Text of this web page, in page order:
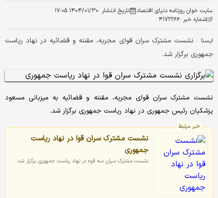
سایت خوان روزنامه دنیای اقتصاد تاریخ انتشار :۱۴۰۴/۰۱/۳۰ ۱۷:۰۵
شماره خبر :۴۱۷۲۲۶۶
ايسنا : نشست مشترک سران قوای مجریه، مقننه و قضائیه در نهاد ریاست
جمهوری برگزار شد.
نشست مشترک سران قوای مجریه، مقننه و قضائیه به میزبانی مسعود
پزشکیان رئیس جمهوری در نهاد ریاست جمهوری برگزار شد.
خبر مرتبط
نشست مشترک سران قوا در نهاد ریاست
جمهوری
نشست مشترک سران سه قوه در نهاد ریاست جمهوری برگزار شد.